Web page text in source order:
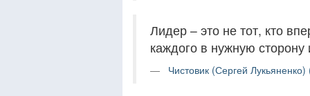
Лидер – это не тот, кто
каждого в нужную сторону
Чистовик (Сергей Лукьяненко)